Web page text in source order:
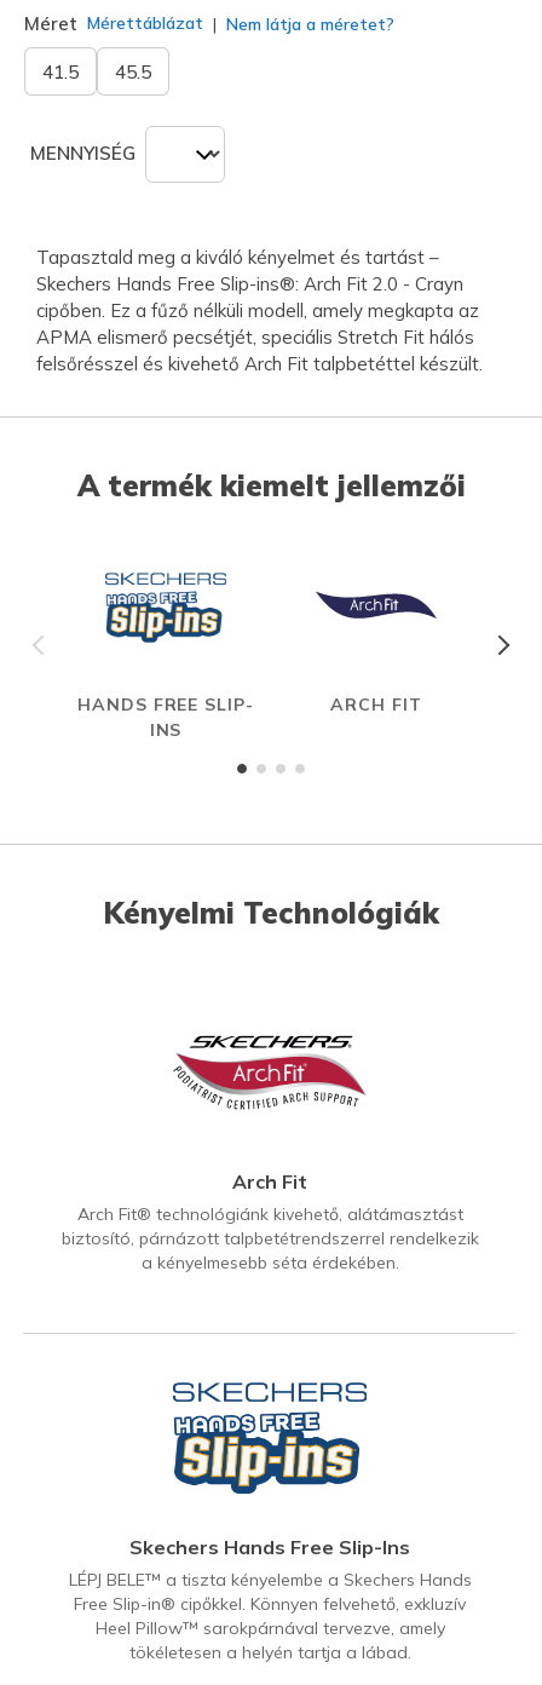
Méret Mérettáblázat Nem látja a méretet?
41.5 45.5
MENNYISÉG
Tapasztald meg a kiváló kényelmet és tartást –
Skechers Hands Free Slip-ins®: Arch Fit 2.0 - Crayn
cipőben. Ez a fűző nélküli modell, amely megkapta az
APMA elismerő pecsétjét, speciális Stretch Fit hálós
felsőrésszel és kivehető Arch Fit talpbetéttel készült.
A termék kiemelt jellemzői
HANDS FREE SLIP-
INS
ARCH FIT
Kényelmi Technológiák
Arch Fit
Arch Fit® technológiánk kivehető, alátámasztást
biztosító, párnázott talpbetétrendszerrel rendelkezik
a kényelmesebb séta érdekében.
Skechers Hands Free Slip-Ins
LÉPJ BELE™ a tiszta kényelembe a Skechers Hands
Free Slip-in® cipőkkel. Könnyen felvehető, exkluzív
Heel Pillow™ sarokpárnával tervezve, amely
tökéletesen a helyén tartja a lábad.